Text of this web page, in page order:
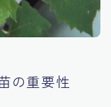
の重要性